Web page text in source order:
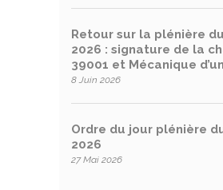
Retour sur la plénière
2026 : signature de la
39001 et Mécanique
8 Juin 2026
Ordre du jour plénière
2026
27 Mai 2026